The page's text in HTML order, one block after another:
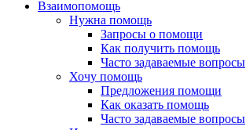
Взаимопомощь
Нужна помощь
Запросы о помощи
Как получить помощь
Часто задаваемые вопросы
Хочу помощь
Предложения помощи
Как оказать помощь
Часто задаваемые вопросы